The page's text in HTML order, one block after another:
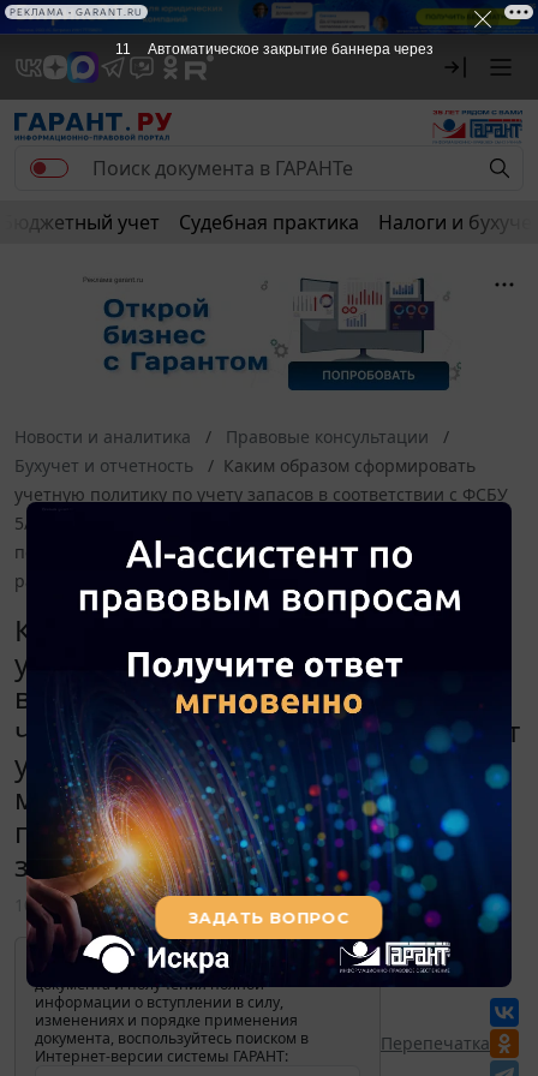
Бюджетный учет Судебная практика Налоги и
Новости и аналитика
Правовые консультации
Бухучет и отчетность
Каким образом сформировать
учетную политику по учету запасов в соответствии с ФСБУ
5/2019, чтобы не увеличивать сумму затрат учетного
периода и минимизировать расхождения с применяемым
ранее учетом запасов?
Каким образом сформировать
учетную политику по учету запасов
в соответствии с ФСБУ 5/2019,
чтобы не увеличивать сумму затрат
учетного периода и
минимизировать расхождения с
применяемым ранее учетом
запасов?
10 августа 2021
Для просмотра актуального текста
документа и получения полной
информации о вступлении в силу,
изменениях и порядке применения
документа, воспользуйтесь поиском в
Интернет-версии системы ГАРАНТ:
Перепечатка
11 Автоматическое закрытие баннера через
РЕКЛАМА • GARANT.RU